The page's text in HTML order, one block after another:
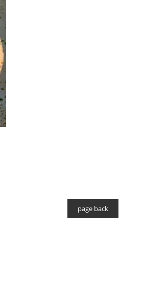
page back